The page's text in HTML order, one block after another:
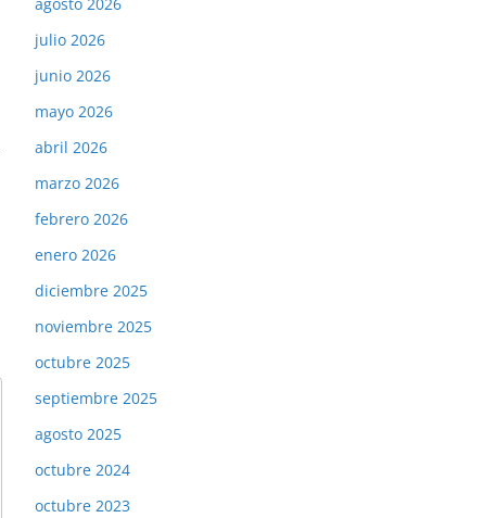
agosto 2026
julio 2026
junio 2026
mayo 2026
abril 2026
marzo 2026
febrero 2026
enero 2026
diciembre 2025
noviembre 2025
octubre 2025
septiembre 2025
agosto 2025
octubre 2024
octubre 2023